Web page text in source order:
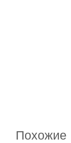
Похожие